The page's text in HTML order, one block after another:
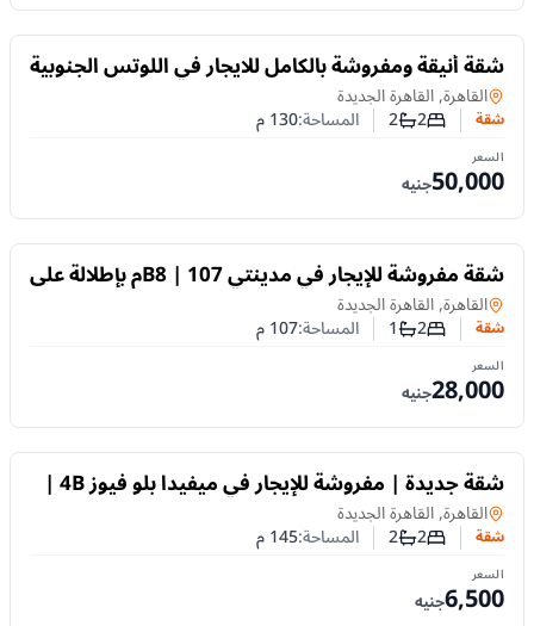
للايجار
شقة أنيقة ومفروشة بالكامل للايجار في اللوتس الجنوبية
– التجمع الخامس، القاهرة الجديده
شقةفي
القاهرة, القاهرة الجديدة
شقة عدد غرف النوم
2عدد الحمامات
2 المساحة:130م
السعر
50,000جنيه
للايجار شقة مفروشة للإيجار في مدينتي B8 | 107م بإطلالة على
الجاردن والبارك
شقةفي
القاهرة, القاهرة الجديدة
شقة عدد غرف النوم
2عدد الحمامات
1 المساحة:107م
السعر
28,000جنيه
للايجار شقة جديدة | مفروشة للإيجار في ميفيدا بلو فيوز 4B |
غرفتان نوم
شقةفي
القاهرة, القاهرة الجديدة
شقة عدد غرف النوم
2عدد الحمامات
2 المساحة:145م
السعر
6,500جنيه